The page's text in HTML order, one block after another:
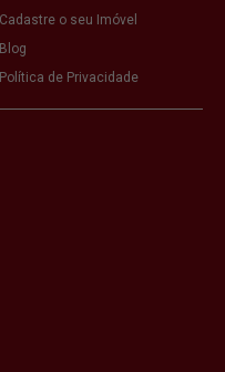
Cadastre o seu Imóvel
Blog
Política de Privacidade